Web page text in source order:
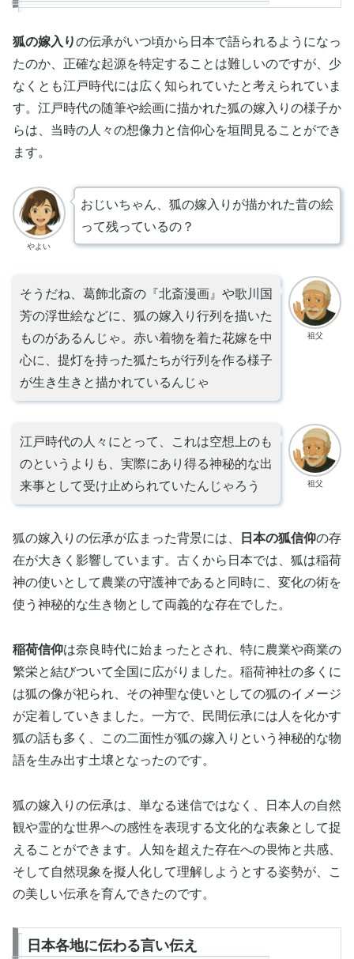
狐の嫁入りの伝承がいつ頃から日本で語られるようになっ
たのか、正確な起源を特定することは難しいのですが、少
なくとも江戸時代には広く知られていたと考えられていま
す。江戸時代の随筆や絵画に描かれた狐の嫁入りの様子か
らは、当時の人々の想像力と信仰心を垣間見ることができ
ます。
やよい
おじいちゃん、狐の嫁入りが描かれた昔の絵
って残っているの？
祖父
そうだね、葛飾北斎の『北斎漫画』や歌川国
芳の浮世絵などに、狐の嫁入り行列を描いた
ものがあるんじゃ。赤い着物を着た花嫁を中
心に、提灯を持った狐たちが行列を作る様子
が生き生きと描かれているんじゃ
祖父
江戸時代の人々にとって、これは空想上のも
のというよりも、実際にあり得る神秘的な出
来事として受け止められていたんじゃろう
狐の嫁入りの伝承が広まった背景には、 日本の狐信仰の存
在が大きく影響しています。古くから日本では、狐は稲荷
神の使いとして農業の守護神であると同時に、変化の術を
使う神秘的な生き物として両義的な存在でした。
稲荷信仰は奈良時代に始まったとされ、特に農業や商業の
繁栄と結びついて全国に広がりました。稲荷神社の多くに
は狐の像が祀られ、その神聖な使いとしての狐のイメージ
が定着していきました。一方で、民間伝承には人を化かす
狐の話も多く、この二面性が狐の嫁入りという神秘的な物
語を生み出す土壌となったのです。
狐の嫁入りの伝承は、単なる迷信ではなく、日本人の自然
観や霊的な世界への感性を表現する文化的な表象として捉
えることができます。人知を超えた存在への畏怖と共感、
そして自然現象を擬人化して理解しようとする姿勢が、こ
の美しい伝承を育んできたのです。
日本各地に伝わる言い伝え